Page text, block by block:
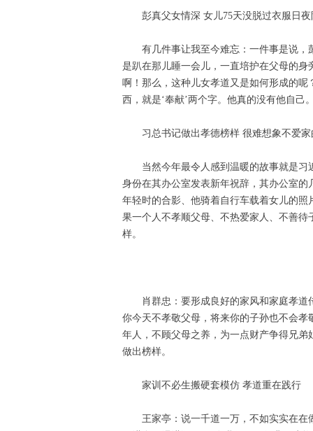
彭真父女情深 女儿75天没脱过衣服日夜
有几件事让我至今难忘：一件事是说
是趴在那儿睡一会儿，一直培护在父母的
啊！那么，这种儿女孝道又是如何形成的
西，就是‘奉献’两个字。他真的没有他自
习总书记做出孝德榜样 很难想象不爱
当然今年最令人感到温暖的故事就是
身份在其办公室发表新年祝辞，其办公室
年轻时的合影、他骑着自行车载着女儿的
果一个人不孝顺父母、不热爱家人、不善
样。
肖群忠：要形成良好的家风和家庭孝
你今天不孝敬父母，将来你的子孙也不会
年人，不顾父母之养，为一点财产争得兄
做出榜样。
家训不必生搬硬套模仿 孝道重在践行
王家亭：说一千道一万，不如实实在